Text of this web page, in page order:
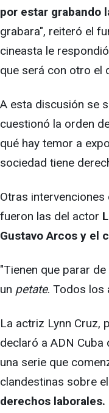
por estar grabando
grabara", reiteró el
cineasta le
que será con otro el
A esta discusión se
cuestionó la orden
qué hay temor a
sociedad tiene
Otras
fueron las del actor
Gustavo Arcos y el
"Tienen que parar
un petate. Todos los
La actriz Lynn Cruz,
declaró a ADN
una serie que
clandestinas sobre
derechos laborales.